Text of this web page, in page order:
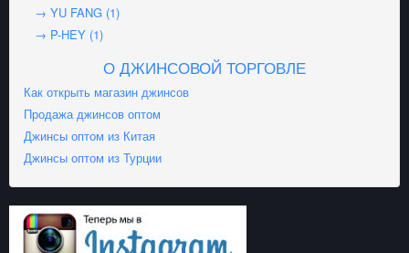
→ YU FANG (1)
→ P-HEY (1)
О ДЖИНСОВОЙ ТОРГОВЛЕ
Как открыть магазин джинсов
Продажа джинсов оптом
Джинсы оптом из Китая
Джинсы оптом из Турции